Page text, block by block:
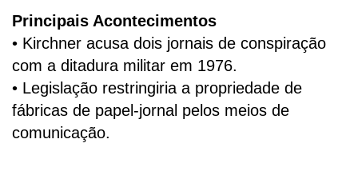
Principais Acontecimentos
• Kirchner acusa dois jornais de conspiração
com a ditadura militar em 1976.
• Legislação restringiria a propriedade de
fábricas de papel-jornal pelos meios de
comunicação.